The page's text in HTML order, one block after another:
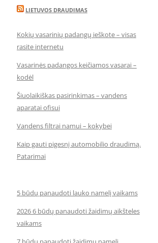
LIETUVOS DRAUDIMAS
Kokių vasarinių padangų ieškote – visas
rasite internetu
Vasarinės padangos keičiamos vasarai –
kodėl
Šiuolaikiškas pasirinkimas – vandens
aparatai ofisui
Vandens filtrai namui – kokybei
Kaip gauti pigesnį automobilio draudimą.
Patarimai
5 būdų panaudoti lauko namelį vaikams
2026 6 būdų panaudoti žaidimų aikšteles
vaikams